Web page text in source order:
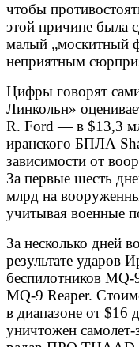
чтобы
этой причине была
малый „москитный
неприятным
Цифры говорят
Линкольн»
R. Ford — в $13,3
иранского БПЛА
зависимости от
За первые шесть
млрд на
учитывая военные
За несколько дней
результате ударов
беспилотников
MQ-9 Reaper.
в диапазоне от
уничтожен